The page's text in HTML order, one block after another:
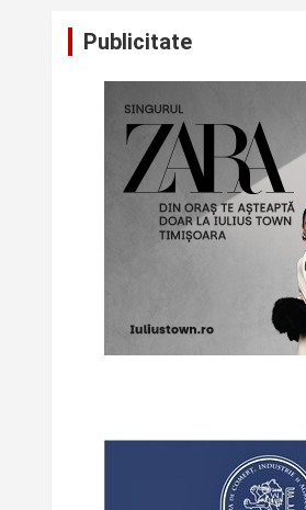
Publicitate